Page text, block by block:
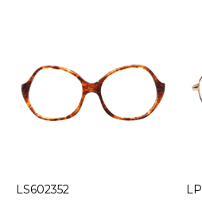
LS602352